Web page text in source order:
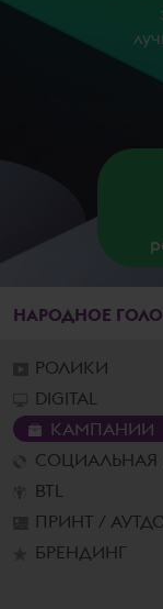
НАРОДНОЕ
РОЛИКИ
DIGITAL
КАМПАНИИ
СОЦИАЛЬНАЯ
BTL
ПРИНТ /
БРЕНДИНГ